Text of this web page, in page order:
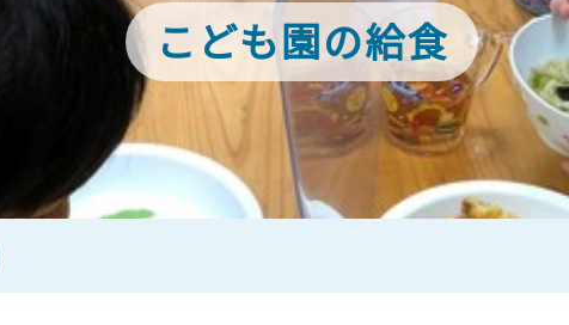
こども園の給食